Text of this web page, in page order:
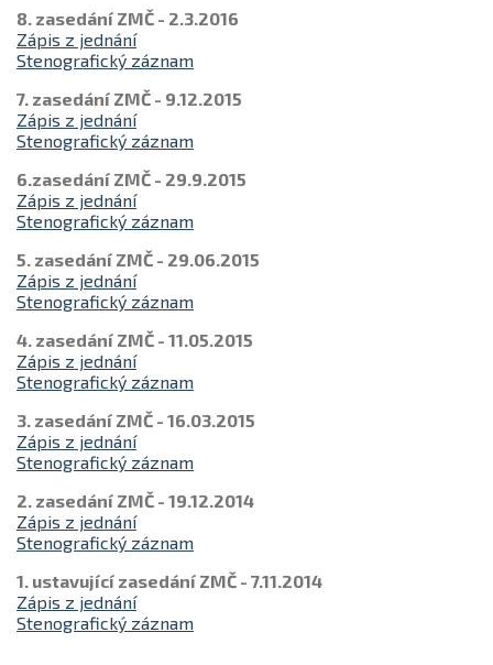
8. zasedání ZMČ - 2.3.2016
Zápis z jednání
Stenografický záznam
7. zasedání ZMČ - 9.12.2015
Zápis z jednání
Stenografický záznam
6.zasedání ZMČ - 29.9.2015
Zápis z jednání
Stenografický záznam
5. zasedání ZMČ - 29.06.2015
Zápis z jednání
Stenografický záznam
4. zasedání ZMČ - 11.05.2015
Zápis z jednání
Stenografický záznam
3. zasedání ZMČ - 16.03.2015
Zápis z jednání
Stenografický záznam
2. zasedání ZMČ - 19.12.2014
Zápis z jednání
Stenografický záznam
1. ustavující zasedání ZMČ - 7.11.2014
Zápis z jednání
Stenografický záznam